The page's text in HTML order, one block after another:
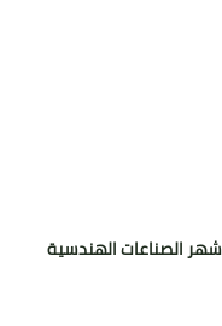
الهندسية : حيث تتحول